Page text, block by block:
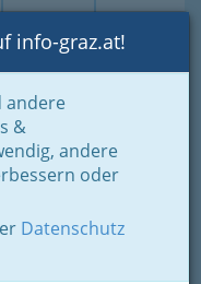
Login Toggle
info-graz.at!
andere
&
andere
oder
Datenschutz
Banken
und Masseure
d'